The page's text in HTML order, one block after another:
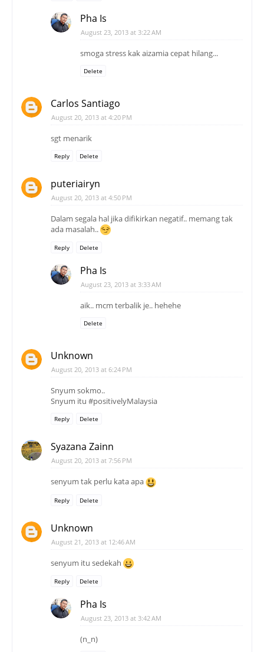
Pha Is
August 23, 2013 at 3:22 AM
smoga stress kak aizamia cepat hilang...
Delete
Carlos Santiago
August 20, 2013 at 4:20 PM
sgt menarik
Reply Delete
puteriairyn
August 20, 2013 at 4:50 PM
Dalam segala hal jika difikirkan negatif.. memang tak
ada masalah..
Reply Delete
Pha Is
August 23, 2013 at 3:33 AM
aik.. mcm terbalik je.. hehehe
Delete
Unknown
August 20, 2013 at 6:24 PM
Snyum sokmo..
Snyum itu #positivelyMalaysia
Reply Delete
Syazana Zainn
August 20, 2013 at 7:56 PM
senyum tak perlu kata apa
Reply Delete
Unknown
August 21, 2013 at 12:46 AM
senyum itu sedekah
Reply Delete
Pha Is
August 23, 2013 at 3:42 AM
(n_n)